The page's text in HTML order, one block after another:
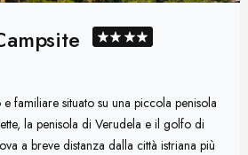
familiare situato su una piccola penisola
la penisola di Verudela e il golfo di
a breve distanza dalla città istriana più